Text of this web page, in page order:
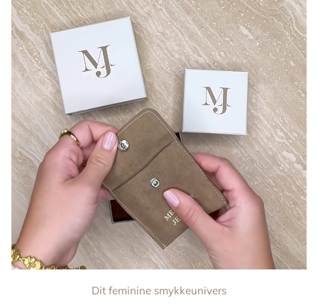
Dit feminine smykkeunivers